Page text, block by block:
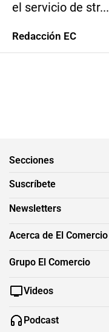
el servicio de str...
Redacción EC
Secciones
Suscríbete
Newsletters
Acerca de El Comercio
Grupo El Comercio
Videos
Podcast